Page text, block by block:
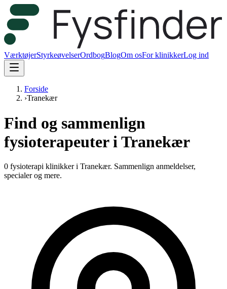
VærktøjerStyrkeøvelserOrdbogBlogOm osFor klinikkerLog ind
Forside
›Tranekær
Find og sammenlign
fysioterapeuter i Tranekær
0 fysioterapi klinikker i Tranekær. Sammenlign anmeldelser,
specialer og mere.